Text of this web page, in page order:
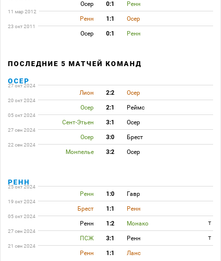
Осер 0:1 Ренн
11 мар 2012
Ренн 1:1 Осер
23 окт 2011
Осер 0:1 Ренн
ПОСЛЕДНИЕ 5 МАТЧЕЙ КОМАНД
ОСЕР
27 окт 2024
Лион 2:2 Осер
20 окт 2024
Осер 2:1 Реймс
05 окт 2024
Сент-Этьен 3:1 Осер
27 сен 2024
Осер 3:0 Брест
22 сен 2024
Монпелье 3:2 Осер
РЕНН
25 окт 2024
Ренн 1:0 Гавр
19 окт 2024
Брест 1:1 Ренн
05 окт 2024
Ренн 1:2 Монако
T
27 сен 2024
ПСЖ 3:1 Ренн
T
21 сен 2024
Ренн 1:1 Ланс